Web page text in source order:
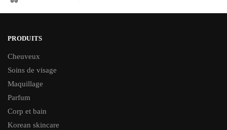
PRODUITS
Cheuveux
Soins de visage
Maquillage
Parfum
Corp et bain
Korean skincare